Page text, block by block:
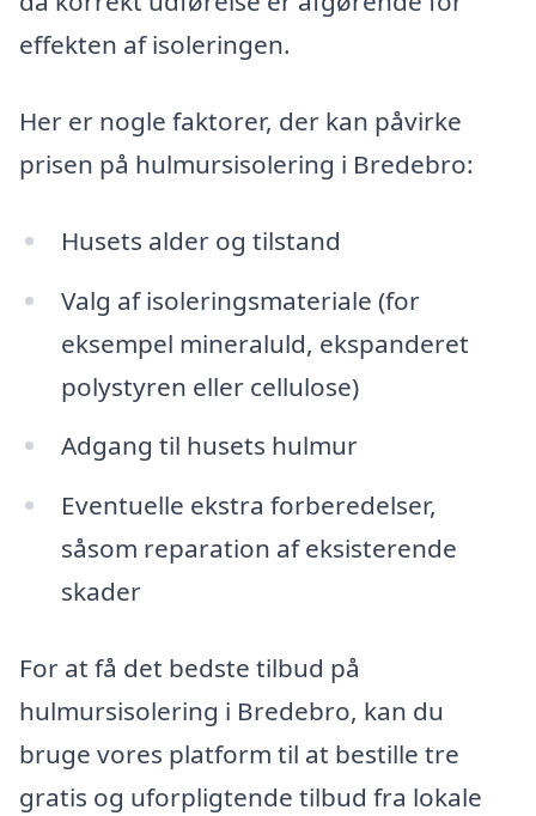
effekten af isoleringen.
Her er nogle faktorer, der kan påvirke
prisen på hulmursisolering i Bredebro:
Husets alder og tilstand
Valg af isoleringsmateriale (for
eksempel mineraluld, ekspanderet
polystyren eller cellulose)
Adgang til husets hulmur
Eventuelle ekstra forberedelser,
såsom reparation af eksisterende
skader
For at få det bedste tilbud på
hulmursisolering i Bredebro, kan du
bruge vores platform til at bestille tre
gratis og uforpligtende tilbud fra lokale